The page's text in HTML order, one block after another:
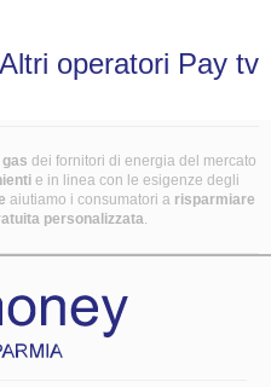
Altri operatori Pay tv
dei fornitori di energia del mercato
e in linea con le esigenze degli
aiutiamo i consumatori a risparmiare
personalizzata.